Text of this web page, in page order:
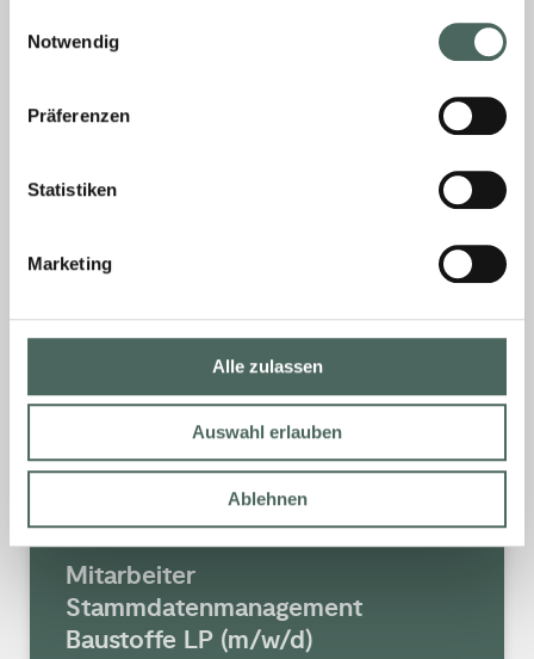
Notwendig
Präferenzen
Statistiken
Marketing
Alle zulassen
Auswahl erlauben
Ablehnen
HAUS- TECHNIK. Mitarbeiter Abholerverkauf
sofortEinsatzort: Olsberg  zum Kontakt Jetzt
Bewerben Shape Scroll Down Startseite Das
Verkaufsteams Eigenverantwortliches
MEHR »
19. Juni 2026 Keine Kommentare
Mitarbeiter
Stammdatenmanagement
Baustoffe LP (m/w/d)